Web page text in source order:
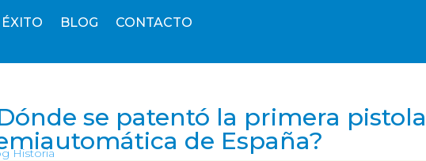
BLOG CONTACTO
se patentó la primera pistola
de España?
Historia